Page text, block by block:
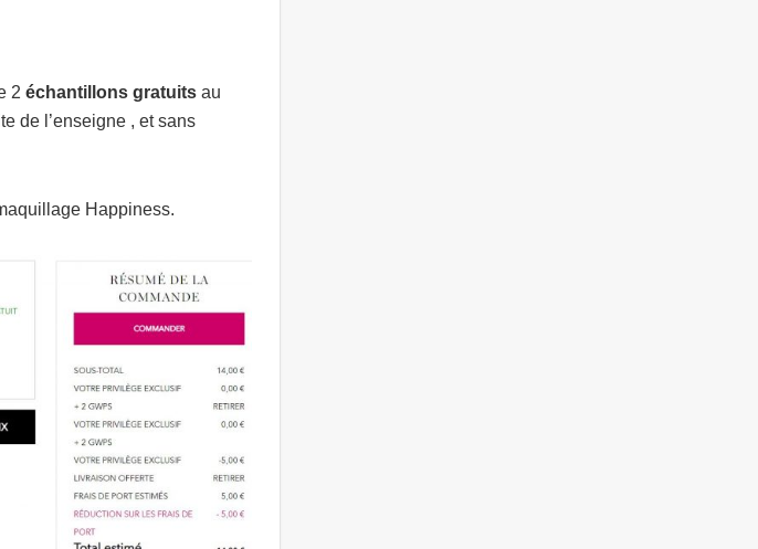
2 échantillons gratuits au
de l’enseigne , et sans
Happiness.